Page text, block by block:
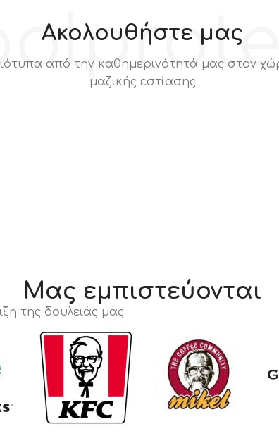
Ακολουθήστε μας
από την καθημερινότητά μας στον
μαζικής εστίασης
Μας εμπιστεύονται
της δουλειάς μας